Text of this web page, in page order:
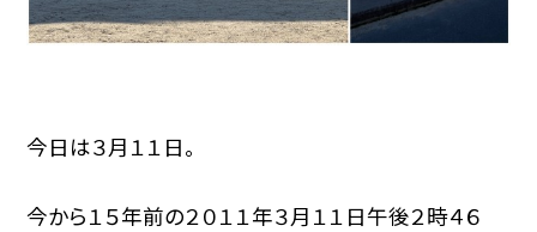
今日は３月１１日。
今から１５年前の２０１１年３月１１日午後２時４６